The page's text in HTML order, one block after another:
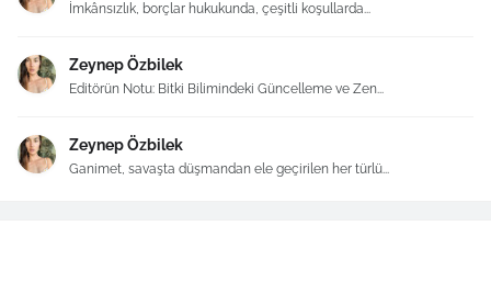
İmkânsızlık, borçlar hukukunda, çeşitli koşullarda...
Zeynep Özbilek
Editörün Notu: Bitki Bilimindeki Güncelleme ve Zen...
Zeynep Özbilek
Ganimet, savaşta düşmandan ele geçirilen her türlü...